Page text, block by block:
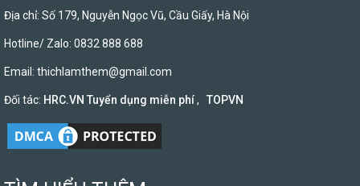
Địa chỉ: Số 179, Nguyễn Ngọc Vũ, Cầu Giấy, Hà Nội
Hotline/ Zalo: 0832 888 688
Email: thichlamthem@gmail.com
Đối tác: HRC.VN Tuyển dụng miễn phí, TOPVN